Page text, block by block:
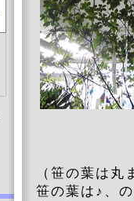
（笹の葉は
笹の葉は♪、